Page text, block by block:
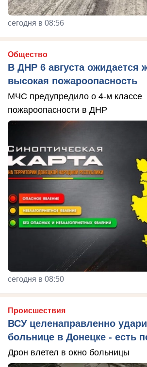
сегодня в 08:56
Общество
В ДНР 6 августа ожидается
высокая пожароопасность
МЧС предупредило о 4-м классе
пожароопасности в ДНР
сегодня в 08:50
Происшествия
ВСУ целенаправленно
больнице в Донецке - есть
Дрон влетел в окно больницы